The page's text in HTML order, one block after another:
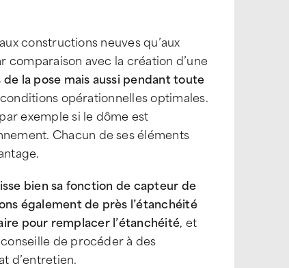
constructions neuves qu’aux
comparaison avec la création d’une
la pose mais aussi pendant toute
opérationnelles optimales.
exemple si le dôme est
Chacun de ses éléments
bien sa fonction de capteur de
également de près l’étanchéité
pour remplacer l’étanchéité, et
de procéder à des
d’entretien.